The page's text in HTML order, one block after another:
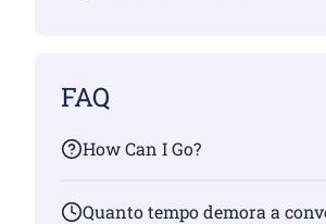
FAQ
How Can I Go?
Quanto tempo demora a